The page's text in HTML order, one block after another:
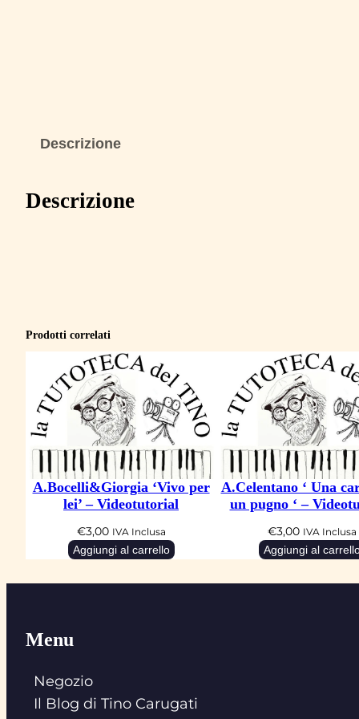
Descrizione
Descrizione
Prodotti correlati
A.Bocelli&Giorgia ‘Vivo per
lei’ – Videotutorial
€3,00 IVA Inclusa
Aggiungi al carrello
A.Celentano ‘ Una
un pugno ‘ –
€3,00 IVA Inclusa
Aggiungi al
Menu
Negozio
Il Blog di Tino Carugati